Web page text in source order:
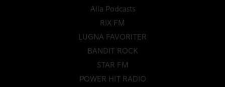
Alla Podcasts
RIX FM
LUGNA FAVORITER
BANDIT ROCK
STAR FM
POWER HIT RADIO